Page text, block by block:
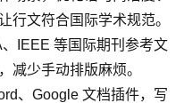
行文符合国际学术规范。
IEEE 等国际期刊参考文
减少手动排版麻烦。
、Google 文档插件，写